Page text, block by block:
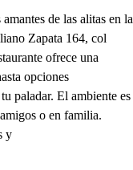
de las alitas en la
Zapata 164, col
ofrece una
opciones
paladar. El ambiente es
o en familia.
y